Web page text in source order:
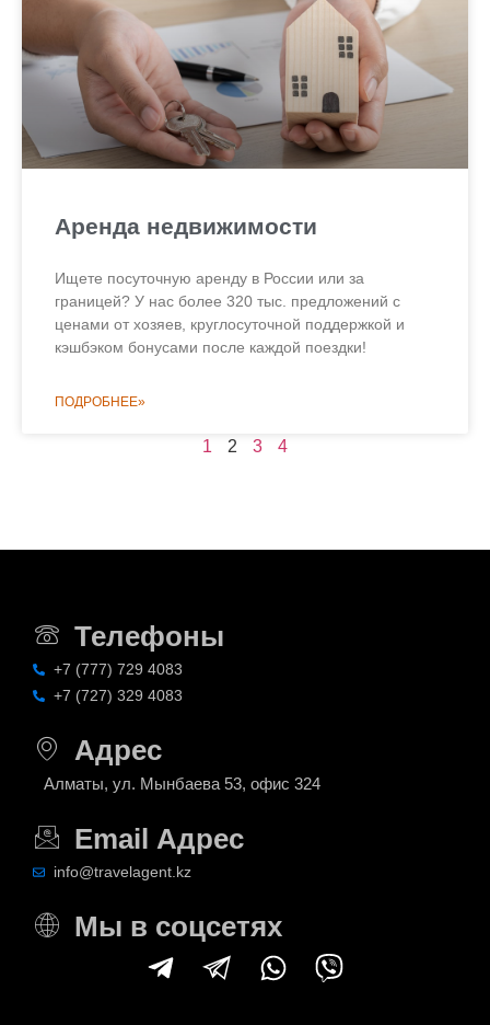
Аренда недвижимости
Ищете посуточную аренду в России или за
границей? У нас более 320 тыс. предложений с
ценами от хозяев, круглосуточной поддержкой и
кэшбэком бонусами после каждой поездки!
ПОДРОБНЕЕ»
1 2 3 4
Телефоны
+7 (777) 729 4083
+7 (727) 329 4083
Адрес
Алматы, ул. Мынбаева 53, офис 324
Email Адрес
info@travelagent.kz
Мы в соцсетях